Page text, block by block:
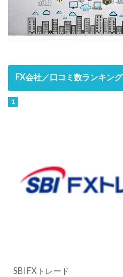
FX会社／口コミ数ランキング
SBI FXトレード